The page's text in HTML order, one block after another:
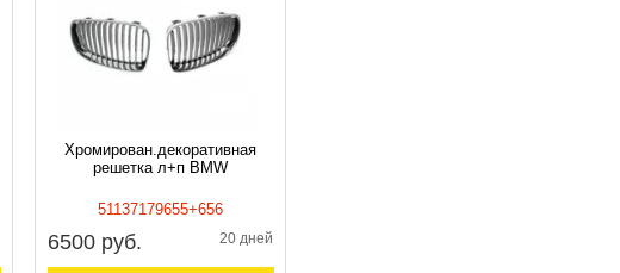
Хромирован.декоративная
решетка л+п BMW
51137179655+656
6500 руб. 20 дней